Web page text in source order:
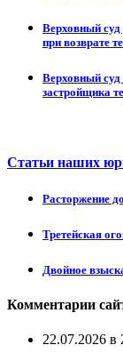
Верховный суд
при возврате
Верховный суд
застройщика
Статьи наших
Расторжение
Третейская
Двойное
Комментарии
22.07.2026 в